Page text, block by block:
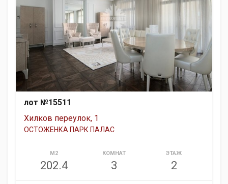
лот №15511
Хилков переулок, 1
ОСТОЖЕНКА ПАРК ПАЛАС
М2
202.4
КОМНАТ
3
ЭТАЖ
2